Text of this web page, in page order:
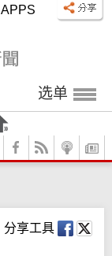
APPS
选单
分享工具